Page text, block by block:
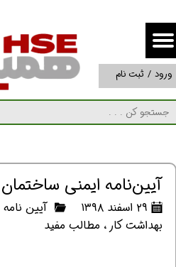
ورود / ثبت نام
حساب کاربری من
تغییر گذر واژه
سفارشات
آیین‌نامه ایمنی ساختمان
۲۹ اسفند ۱۳۹۸
آیین
بهداشت کار ، مطالب مفید